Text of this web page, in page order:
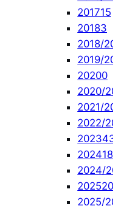
201715
20183
2018/
2019/
20200
2020/
2021/
2022/
2023
202418
2024/
202520
2025/